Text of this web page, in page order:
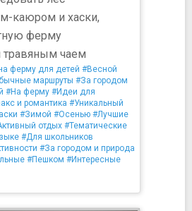
каюром и хаски,
ферму
травяным чаем
ферму для детей #Весной
маршруты #За городом
#На ферму #Идеи для
и романтика #Уникальный
#Зимой #Осенью #Лучшие
отдых #Тематические
#Для школьников
#За городом и природа
#Пешком #Интересные